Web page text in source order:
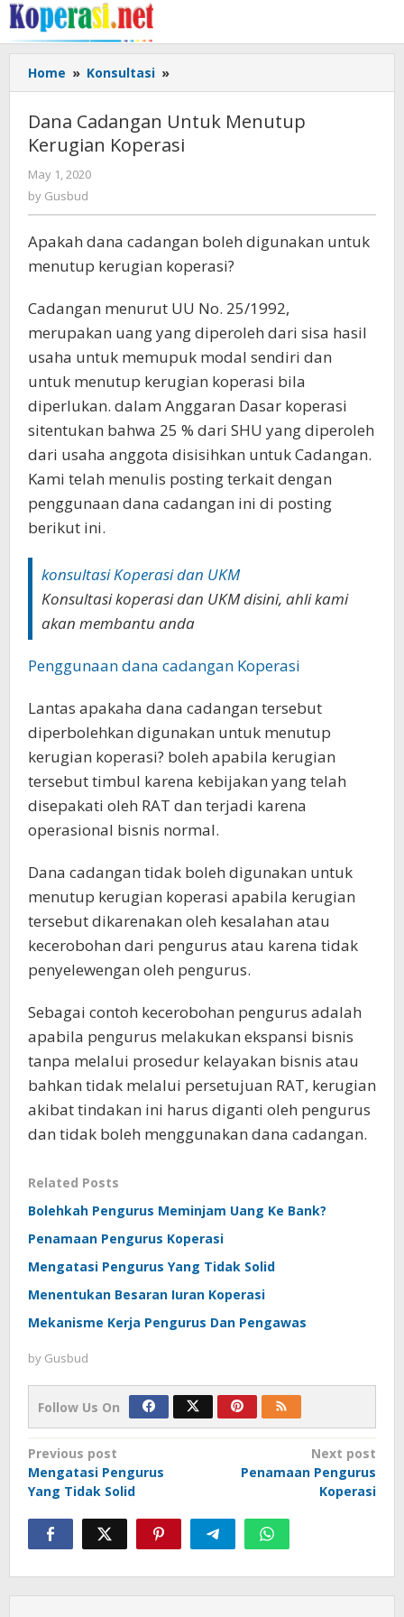
Skip
to
content
Home » Konsultasi »
Cadangan
Menutup
Kerugian
Dana Cadangan Untuk Menutup
Kerugian Koperasi
May 1, 2020
by Gusbud
Apakah dana cadangan boleh digunakan untuk
menutup kerugian koperasi?
Cadangan menurut UU No. 25/1992,
merupakan uang yang diperoleh dari sisa hasil
usaha untuk memupuk modal sendiri dan
untuk menutup kerugian koperasi bila
diperlukan. dalam Anggaran Dasar koperasi
sitentukan bahwa 25 % dari SHU yang diperoleh
dari usaha anggota disisihkan untuk Cadangan.
Kami telah menulis posting terkait dengan
penggunaan dana cadangan ini di posting
berikut ini.
konsultasi Koperasi dan UKM
Konsultasi koperasi dan UKM disini, ahli kami
akan membantu anda
Penggunaan dana cadangan Koperasi
Lantas apakaha dana cadangan tersebut
diperbolehkan digunakan untuk menutup
kerugian koperasi? boleh apabila kerugian
tersebut timbul karena kebijakan yang telah
disepakati oleh RAT dan terjadi karena
operasional bisnis normal.
Dana cadangan tidak boleh digunakan untuk
menutup kerugian koperasi apabila kerugian
tersebut dikarenakan oleh kesalahan atau
kecerobohan dari pengurus atau karena tidak
penyelewengan oleh pengurus.
Sebagai contoh kecerobohan pengurus adalah
apabila pengurus melakukan ekspansi bisnis
tanpa melalui prosedur kelayakan bisnis atau
bahkan tidak melalui persetujuan RAT, kerugian
akibat tindakan ini harus diganti oleh pengurus
dan tidak boleh menggunakan dana cadangan.
Related Posts
Bolehkah Pengurus Meminjam Uang Ke Bank?
Penamaan Pengurus Koperasi
Mengatasi Pengurus Yang Tidak Solid
Menentukan Besaran Iuran Koperasi
Mekanisme Kerja Pengurus Dan Pengawas
by Gusbud
Follow Us On
Post
navigation
Previous post
Mengatasi Pengurus
Yang Tidak Solid
Next post
Penamaan Pengurus
Koperasi